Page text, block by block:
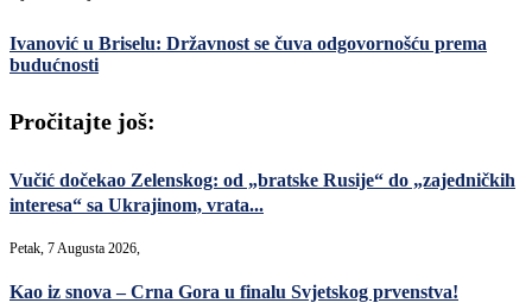
Ivanović u Briselu: Državnost se čuva odgovornošću prema
budućnosti
Pročitajte još:
Vučić dočekao Zelenskog: od „bratske Rusije“ do „zajedničkih
interesa“ sa Ukrajinom, vrata...
Petak, 7 Augusta 2026,
Kao iz snova – Crna Gora u finalu Svjetskog prvenstva!